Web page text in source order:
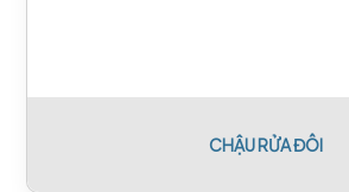
CHẬU RỬA ĐÔI